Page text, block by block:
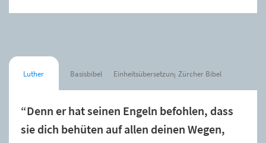
Luther Basisbibel Einheitsübersetzung Zürcher Bibel
“Denn er hat seinen Engeln befohlen, dass
sie dich behüten auf allen deinen Wegen,